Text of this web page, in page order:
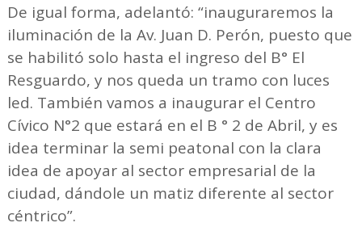
De igual forma, adelantó: “inauguraremos la
iluminación de la Av. Juan D. Perón, puesto que
se habilitó solo hasta el ingreso del B° El
Resguardo, y nos queda un tramo con luces
led. También vamos a inaugurar el Centro
Cívico N°2 que estará en el B ° 2 de Abril, y es
idea terminar la semi peatonal con la clara
idea de apoyar al sector empresarial de la
ciudad, dándole un matiz diferente al sector
céntrico”.